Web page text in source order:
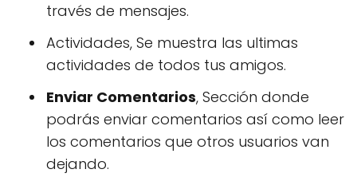
través de mensajes.
Actividades, Se muestra las ultimas
actividades de todos tus amigos.
Enviar Comentarios, Sección donde
podrás enviar comentarios así como leer
los comentarios que otros usuarios van
dejando.